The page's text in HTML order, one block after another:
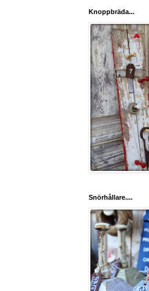
Knoppbräda...
Snörhållare....